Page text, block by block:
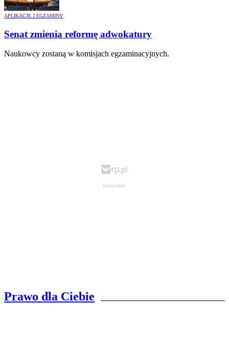
APLIKACJE I EGZAMINY
Senat zmienia reformę adwokatury
Naukowcy zostaną w komisjach egzaminacyjnych.
Prawo dla Ciebie